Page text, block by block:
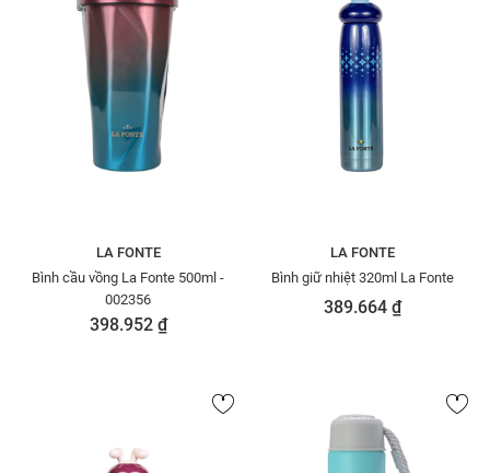
LA FONTE
Bình cầu vồng La Fonte 500ml -
002356
398.952 ₫
LA FONTE
Bình giữ nhiệt 320ml La Fonte
389.664 ₫